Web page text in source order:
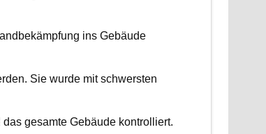
ins Gebäude
Sie wurde mit schwersten
gesamte Gebäude kontrolliert.